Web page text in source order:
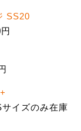
SS20
イズのみ在庫